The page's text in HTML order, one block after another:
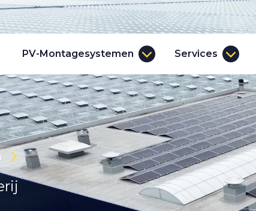
PV-Montagesystemen Services